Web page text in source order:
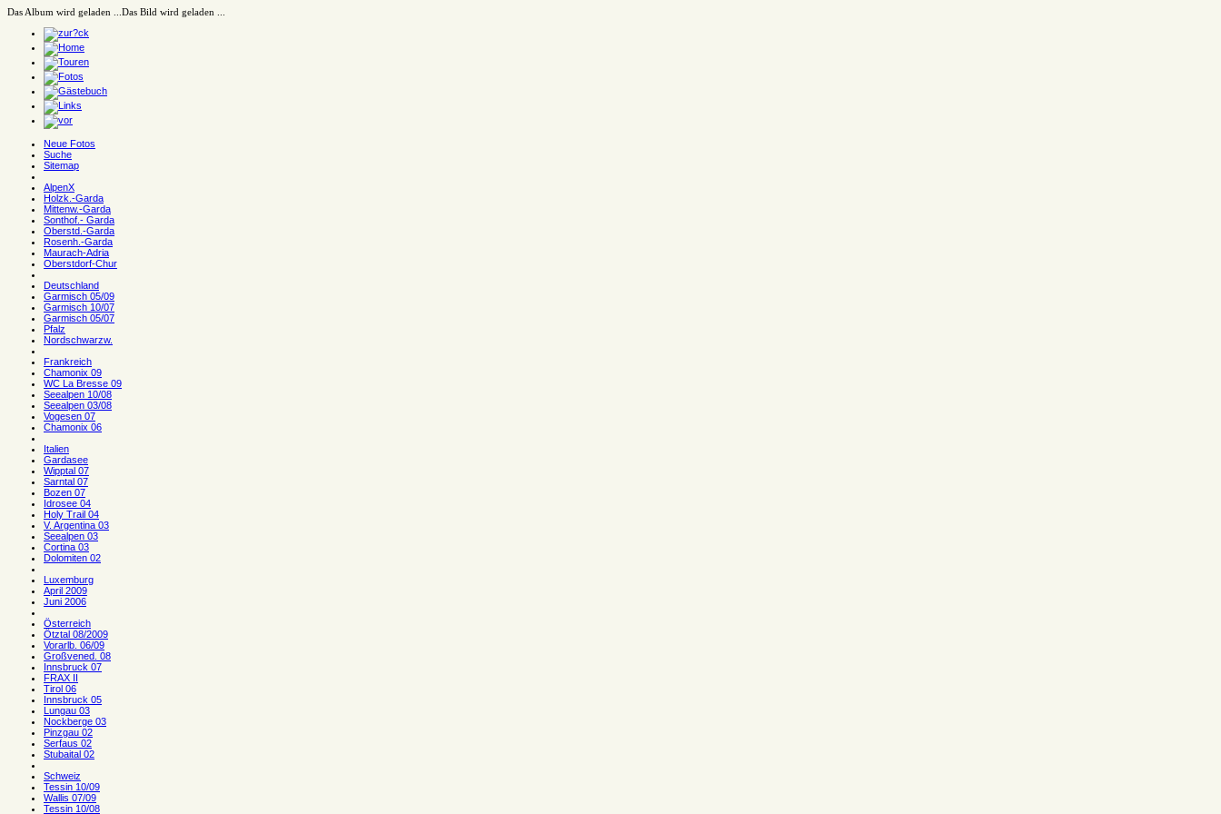
Das Album wird geladen ... Das Bild wird geladen ...
Neue Fotos
Suche
Sitemap
AlpenX
Holzk.-Garda
Mittenw.-Garda
Sonthof.- Garda
Oberstd.-Garda
Rosenh.-Garda
Maurach-Adria
Oberstdorf-Chur
Deutschland
Garmisch 05/09
Garmisch 10/07
Garmisch 05/07
Pfalz
Nordschwarzw.
Frankreich
Chamonix 09
WC La Bresse 09
Seealpen 10/08
Seealpen 03/08
Vogesen 07
Chamonix 06
Italien
Gardasee
Wipptal 07
Sarntal 07
Bozen 07
Idrosee 04
Holy Trail 04
V. Argentina 03
Seealpen 03
Cortina 03
Dolomiten 02
Luxemburg
April 2009
Juni 2006
Österreich
Ötztal 08/2009
Vorarlb. 06/09
Großvened. 08
Innsbruck 07
FRAX II
Tirol 06
Innsbruck 05
Lungau 03
Nockberge 03
Pinzgau 02
Serfaus 02
Stubaital 02
Schweiz
Tessin 10/09
Wallis 07/09
Tessin 10/08